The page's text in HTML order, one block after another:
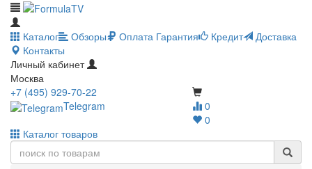
Каталог Обзоры Оплата Гарантия Кредит
Доставка
Контакты
Личный кабинет
Москва
0
0
+7 (495) 929-70-22
Telegram
Каталог товаров